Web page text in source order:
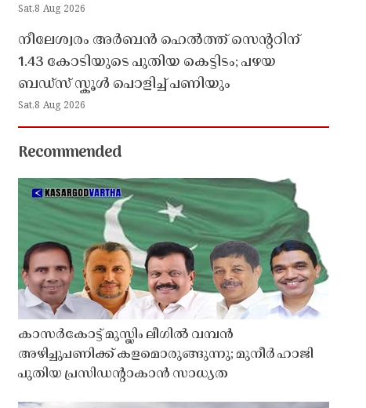
Sat,8 Aug 2026
നീലേശ്വരം അർബൻ ഹെൽത്ത് സെൻ്ററിന്
1.43 കോടിയുടെ പുതിയ കെട്ടിടം; പഴയ
ബഡ്സ് സ്കൂൾ പൊളിച്ച് പണിയും
Sat,8 Aug 2026
Recommended
കാസർകോട്ട് മുസ്ലിം ലീഗിൽ വമ്പൻ
അഴിച്ചുപണിക്ക് കളമൊരുങ്ങുന്നു; മുനീർ ഹാജി
പുതിയ പ്രസിഡൻ്റാകാൻ സാധ്യത